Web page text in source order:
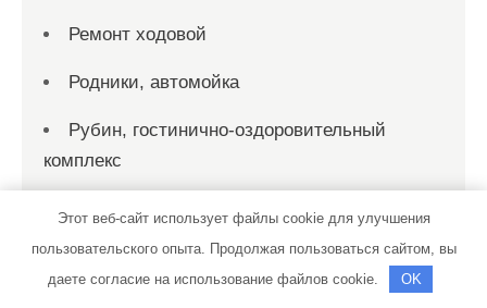
Ремонт ходовой
Родники, автомойка
Рубин, гостинично-оздоровительный
комплекс
Русская банька, г. Домодедово
Русская баня, Русская баня
Этот веб-сайт использует файлы cookie для улучшения
пользовательского опыта. Продолжая пользоваться сайтом, вы
даете согласие на использование файлов cookie.
OK